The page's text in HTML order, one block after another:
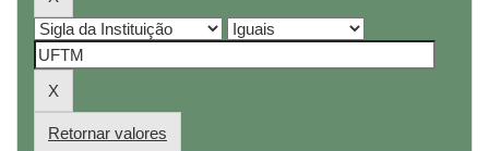
Retornar valores